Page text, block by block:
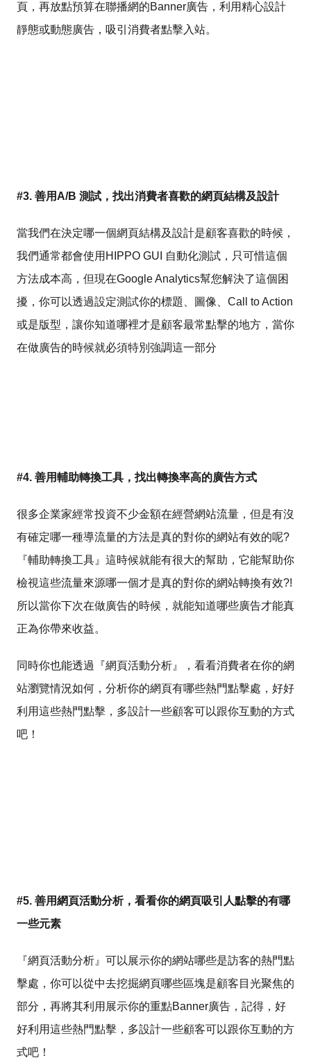
頁，再放點預算在聯播網的Banner廣告，利用精心設計
靜態或動態廣告，吸引消費者點擊入站。
#3. 善用A/B 測試，找出消費者喜歡的網頁結構及設計
當我們在決定哪一個網頁結構及設計是顧客喜歡的時候，
我們通常都會使用HIPPO GUI 自動化測試，只可惜這個
方法成本高，但現在Google Analytics幫您解決了這個困
擾，你可以透過設定測試你的標題、圖像、Call to Action
或是版型，讓你知道哪裡才是顧客最常點擊的地方，當你
在做廣告的時候就必須特別強調這一部分
#4. 善用輔助轉換工具，找出轉換率高的廣告方式
很多企業家經常投資不少金額在經營網站流量，但是有沒
有確定哪一種導流量的方法是真的對你的網站有效的呢?
『輔助轉換工具』這時候就能有很大的幫助，它能幫助你
檢視這些流量來源哪一個才是真的對你的網站轉換有效?!
所以當你下次在做廣告的時候，就能知道哪些廣告才能真
正為你帶來收益。
同時你也能透過『網頁活動分析』，看看消費者在你的網
站瀏覽情況如何，分析你的網頁有哪些熱門點擊處，好好
利用這些熱門點擊，多設計一些顧客可以跟你互動的方式
吧！
#5. 善用網頁活動分析，看看你的網頁吸引人點擊的有哪
一些元素
『網頁活動分析』可以展示你的網站哪些是訪客的熱門點
擊處，你可以從中去挖掘網頁哪些區塊是顧客目光聚焦的
部分，再將其利用展示你的重點Banner廣告，記得，好
好利用這些熱門點擊，多設計一些顧客可以跟你互動的方
式吧！